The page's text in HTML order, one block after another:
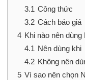
3.1 Công thức
3.2 Cách báo giá
4 Khi nào nên
4.1 Nên dùng khi
4.2 Không nên
5 Vì sao nên chọn